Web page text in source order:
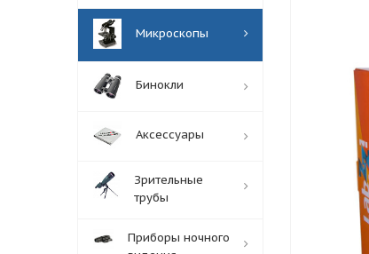
Микроскопы
Бинокли
Аксессуары
Зрительные
трубы
Приборы ночного